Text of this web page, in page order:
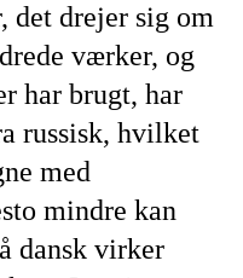
det drejer sig om
værker, og
har brugt, har
russisk, hvilket
med
mindre kan
dansk virker